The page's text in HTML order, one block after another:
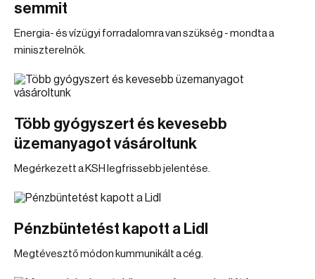
semmit
Energia- és vízügyi forradalomra van szükség - mondta a
miniszterelnök.
Több gyógyszert és kevesebb
üzemanyagot vásároltunk
Megérkezett a KSH legfrissebb jelentése.
Pénzbüntetést kapott a Lidl
Megtévesztő módon kummunikált a cég.